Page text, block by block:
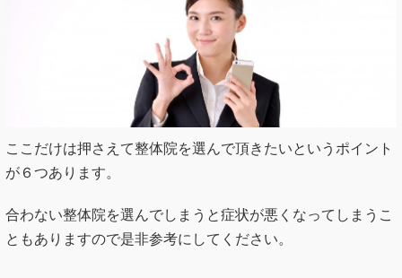
ここだけは押さえて整体院を選んで頂きたいというポイント
が６つあります。
合わない整体院を選んでしまうと症状が悪くなってしまうこ
ともありますので是非参考にしてください。